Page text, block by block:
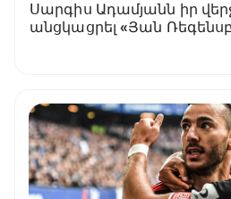
Սարգիս Ադամյանն իր
անցկացրել «Յան